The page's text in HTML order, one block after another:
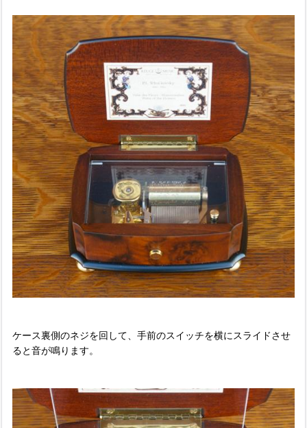
ケース裏側のネジを回して、手前のスイッチを横にスライドさせ
ると音が鳴ります。